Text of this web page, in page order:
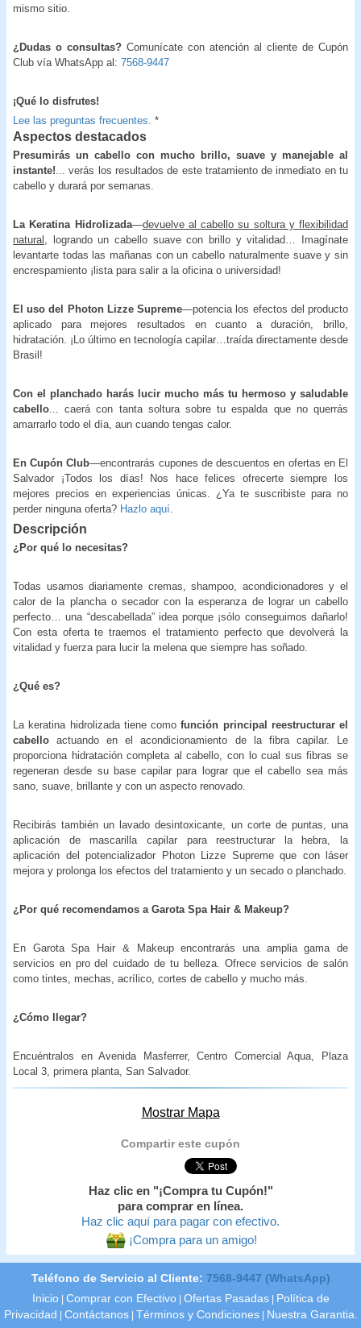
mismo sitio.
¿Dudas o consultas? Comunícate con atención al cliente de Cupón
Club vía WhatsApp al: 7568-9447
¡Qué lo disfrutes!
Lee las preguntas frecuentes. *
Aspectos destacados
Presumirás un cabello con mucho brillo, suave y manejable al
instante! ... verás los resultados de este tratamiento de inmediato en tu
cabello y durará por semanas.
La Keratina Hidrolizada—devuelve al cabello su soltura y flexibilidad
natural
, logrando un cabello suave con brillo y vitalidad… Imagínate
levantarte todas las mañanas con un cabello naturalmente suave y sin
encrespamiento ¡lista para salir a la oficina o universidad!
El uso del Photon Lizze Supreme—potencia los efectos del producto
aplicado para mejores resultados en cuanto a duración, brillo,
hidratación. ¡Lo último en tecnología capilar…traída directamente desde
Brasil!
Con el planchado harás lucir mucho más tu hermoso y saludable
cabello ... caerá con tanta soltura sobre tu espalda que no querrás
amarrarlo todo el día, aun cuando tengas calor.
En Cupón Club—encontrarás cupones de descuentos en ofertas en El
Salvador ¡Todos los días! Nos hace felices ofrecerte siempre los
mejores precios en experiencias únicas. ¿Ya te suscribiste para no
perder ninguna oferta? Hazlo aquí
Descripción
¿Por qué lo necesitas?
Todas usamos diariamente cremas, shampoo, acondicionadores y el
calor de la plancha o secador con la esperanza de lograr un cabello
perfecto… una “descabellada” idea porque ¡sólo conseguimos dañarlo!
Con esta oferta te traemos el tratamiento perfecto que devolverá la
vitalidad y fuerza para lucir la melena que siempre has soñado.
¿Qué es?
La keratina hidrolizada tiene comofunción principal reestructurar el
cabello actuando en el acondicionamiento de la fibra capilar. Le
proporciona hidratación completa al cabello, con lo cual sus fibras se
regeneran desde su base capilar para lograr que el cabello sea más
sano, suave, brillante y con un aspecto renovado.
Recibirás también un lavado desintoxicante, un corte de puntas, una
aplicación de mascarilla capilar para reestructurar la hebra, la
aplicación del potencializador Photon Lizze Supreme que con láser
mejora y prolonga los efectos del tratamiento y un secado o planchado.
¿Por qué recomendamos a Garota Spa Hair & Makeup?
En Garota Spa Hair & Makeup encontrarás una amplia gama de
servicios en pro del cuidado de tu belleza. Ofrece servicios de salón
como tintes, mechas, acrílico, cortes de cabello y mucho más.
¿Cómo llegar?
Encuéntralos en Avenida Masferrer, Centro Comercial Aqua, Plaza
Local 3, primera planta, San Salvador.
Mostrar Mapa
Compartir este cupón
Haz clic en "¡Compra tu Cupón!"
para comprar en línea.
Haz clic aquí para pagar con efectivo.
¡Compra para un amigo!
Teléfono de Servicio al Cliente: 7568-9447 (WhatsApp)
Inicio Comprar con Efectivo Ofertas Pasadas
Política de
Privacidad
Contáctanos Términos y Condiciones Nuestra Garantia.